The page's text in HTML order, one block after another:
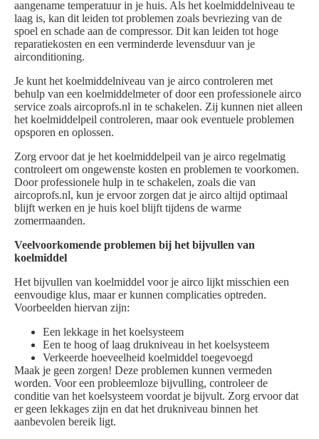
aangename temperatuur in je huis. Als het koelmiddelniveau te
laag is, kan dit leiden tot problemen zoals bevriezing van de
spoel en schade aan de compressor. Dit kan leiden tot hoge
reparatiekosten en een verminderde levensduur van je
airconditioning.
Je kunt het koelmiddelniveau van je airco controleren met
behulp van een koelmiddelmeter of door een professionele airco
service zoals aircoprofs.nl in te schakelen. Zij kunnen niet alleen
het koelmiddelpeil controleren, maar ook eventuele problemen
opsporen en oplossen.
Zorg ervoor dat je het koelmiddelpeil van je airco regelmatig
controleert om ongewenste kosten en problemen te voorkomen.
Door professionele hulp in te schakelen, zoals die van
aircoprofs.nl, kun je ervoor zorgen dat je airco altijd optimaal
blijft werken en je huis koel blijft tijdens de warme
zomermaanden.
Veelvoorkomende problemen bij het bijvullen van
koelmiddel
Het bijvullen van koelmiddel voor je airco lijkt misschien een
eenvoudige klus, maar er kunnen complicaties optreden.
Voorbeelden hiervan zijn:
Een lekkage in het koelsysteem
Een te hoog of laag drukniveau in het koelsysteem
Verkeerde hoeveelheid koelmiddel toegevoegd
Maak je geen zorgen! Deze problemen kunnen vermeden
worden. Voor een probleemloze bijvulling, controleer de
conditie van het koelsysteem voordat je bijvult. Zorg ervoor dat
er geen lekkages zijn en dat het drukniveau binnen het
aanbevolen bereik ligt.